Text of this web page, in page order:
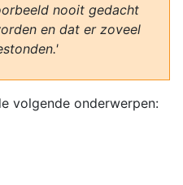
nooit gedacht
en dat er zoveel
volgende onderwerpen: